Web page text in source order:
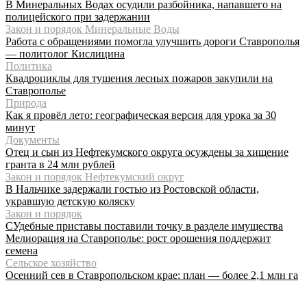
В Минеральных Водах осудили разбойника, напавшего на
полицейского при задержании
Закон и порядок Минеральные Воды
Работа с обращениями помогла улучшить дороги Ставрополья
— политолог Кислицина
Политика
Квадроциклы для тушения лесных пожаров закупили на
Ставрополье
Природа
Как я провёл лето: географическая версия для урока за 30
минут
Документы
Отец и сын из Нефтекумского округа осуждены за хищение
гранта в 24 млн рублей
Закон и порядок Нефтекумский округ
В Нальчике задержали гостью из Ростовской области,
укравшую детскую коляску
Закон и порядок
СУдебные приставы поставили точку в разделе имущества
Мелиорация на Ставрополье: рост орошения поддержит
семена
Сельское хозяйство
Осенний сев в Ставропольском крае: план — более 2,1 млн га